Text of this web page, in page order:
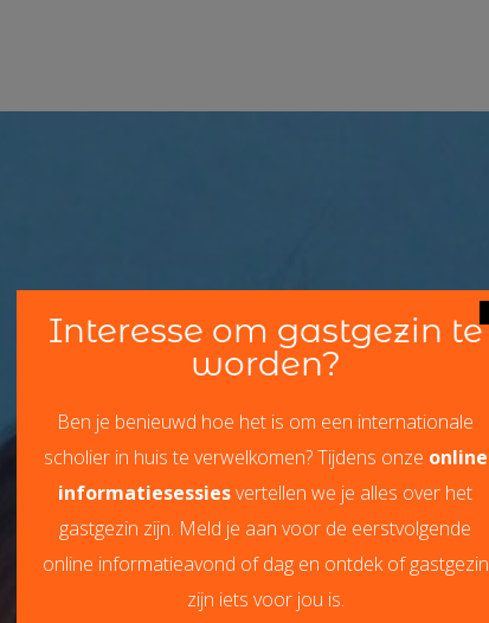
Interesse om gastgezin te
worden?
Ben je benieuwd hoe het is om een internationale
scholier in huis te verwelkomen? Tijdens onze online
informatiesessiesvertellen we je alles over het
gastgezin zijn. Meld je aan voor de eerstvolgende
online informatieavond of dag en ontdek of gastgezin
zijn iets voor jou is.